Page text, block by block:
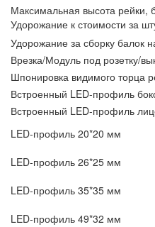
Максимальная высота рейки,
Удорожание к стоимости за
Удорожание за сборку
Врезка/Модуль под розетку/
Шпонировка видимого торца
Встроенный LED-профиль
Встроенный LED-профиль
LED-профиль 20*20 мм
LED-профиль 26*25 мм
LED-профиль 35*35 мм
LED-профиль 49*32 мм